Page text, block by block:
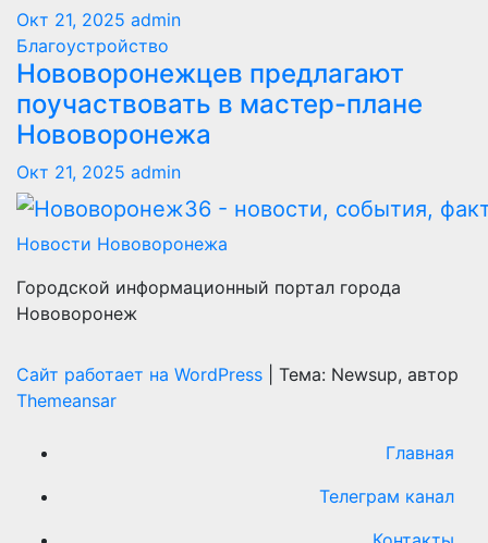
Окт 21, 2025 admin
Благоустройство
Нововоронежцев предлагают
поучаствовать в мастер-плане
Нововоронежа
Окт 21, 2025 admin
Новости Нововоронежа
Городской информационный портал города
Нововоронеж
Сайт работает на WordPress
Тема: Newsup, автор
Themeansar
Главная
Телеграм канал